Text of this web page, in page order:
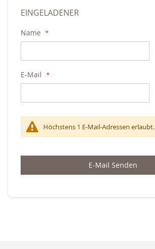
EINGELADENER
Name
E-Mail
Höchstens 1 E-Mail-Adressen erlaubt.
E-Mail Senden